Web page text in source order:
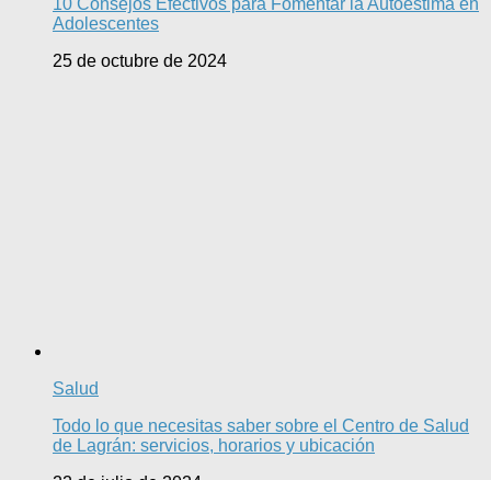
10 Consejos Efectivos para Fomentar la Autoestima en
Adolescentes
25 de octubre de 2024
Salud
Todo lo que necesitas saber sobre el Centro de Salud
de Lagrán: servicios, horarios y ubicación